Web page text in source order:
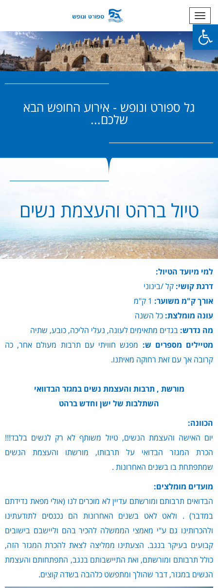
פתח סרגל נגישות
תפריט
גל ספורט ונופש - אירוע החופש הבא
שלכם...
טיול ברהט והעצמת נשים
למי מיועד הטיול:
דרגת קושי: קל /בינוני
אורך ק"מ משוער:
עונה מומלצת: כל השנה
מה נדרש: בגדים מתאימים לעונה, נעלי הליכה, כובע, שתיה
מטיילים מספרים ש: מפגש חוויתי עם תרבות מעולם אחר, כה
קרובה אך עם זאת רחוקה מאיתנו.
מורשת , תרבות והעצמת נשים במגזר הבדוואי
השתלבות של ישן וחדש ברהט
הכוונה:
יום האישה והעצמת הנשים, טיול משותף לא רק לנשים בלבד!!!
הכרת המגזר הבדואי על תרבותו, מורשתו והעצמת הנשים
שמתפתחת בו בשנים האחרונות .
מועדים מומלצים:
הבדואים תרבותם ומורשתם עדיין לא מוכרים לנו (אולי מפאת נדידתם
במדבר) . ולאט לאט בשנים האחרונות הם נכנסים לתודעתינו
ולהכרותינו גם ע"י מאמצי הממשלה להכיר בהם וליישבם בישובים
קבועים בעיקר בנגב. הצעתינו ממליצה לצאת להכרת המגזר הזה,
כולל תרבותם ומורשתם, ואת התיישבותם בנגב, התפתחותם והעצמת
הנשים במגזר, דבר שהולך ומתפשט כלהבה בשדה קוצים.